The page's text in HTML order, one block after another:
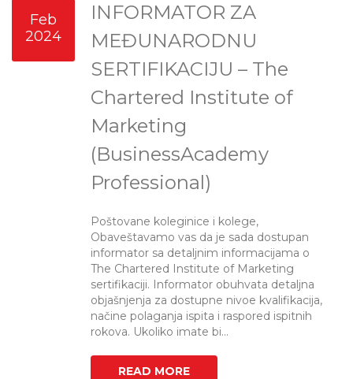
Feb
2024
INFORMATOR ZA
MEĐUNARODNU
SERTIFIKACIJU – The
Chartered Institute of
Marketing
(BusinessAcademy
Professional)
Poštovane koleginice i kolege,
Obaveštavamo vas da je sada dostupan
informator sa detaljnim informacijama o
The Chartered Institute of Marketing
sertifikaciji. Informator obuhvata detaljna
objašnjenja za dostupne nivoe kvalifikacija,
načine polaganja ispita i raspored ispitnih
rokova. Ukoliko imate bi...
READ MORE